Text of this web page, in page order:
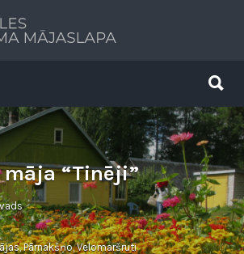
ceļvedis
“Tinēji”
,Pārnakšņo,Velomaršruti